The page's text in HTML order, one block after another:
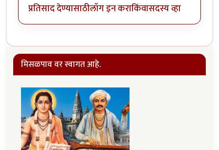
प्रतिसाद देण्यासाठीलॉग इन कराकिंवासदस्य व्हा
मिसळपाव वर स्वागत आहे.